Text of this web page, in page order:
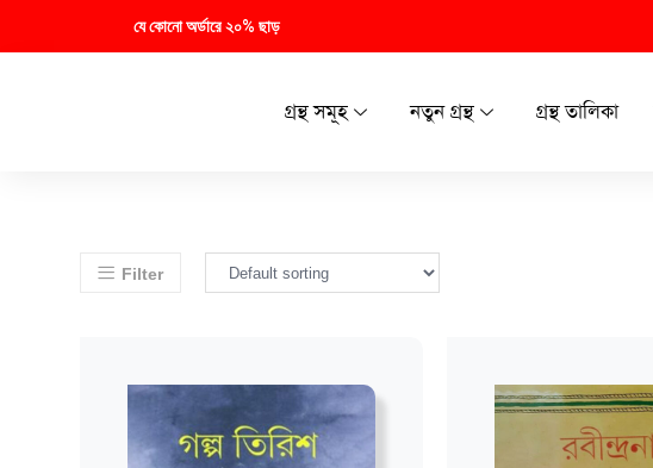
যে কোনো অর্ডারে ২০% ছাড়
গ্রন্থ সমূহ নতুন গ্রন্থ গ্রন্থ তালিকা
Filter